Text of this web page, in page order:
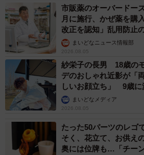
市販薬のオーバードー
月に施行、かぜ薬を購
改正を認知」乱用防止
まいどなニュース情報部
2026.08.05
紗栄子の長男 18歳の
デのおしゃれ近影が「
しいお顔立ち」 9歳に
で学ぶまいどなメディア
2026.08.05
たった50パーツのレゴ
そく、花立て、お供え
奥には位牌も…「チー